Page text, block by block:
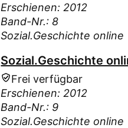
Erschienen: 2012
Band-Nr.: 8
Sozial.Geschichte online
Sozial.Geschichte
Frei verfügbar
Erschienen: 2012
Band-Nr.: 9
Sozial.Geschichte online